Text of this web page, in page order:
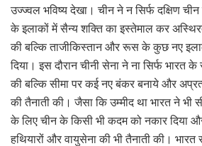
उज्ज्वल भविष्य देखा। चीन ने न सिर्फ दक्षिण
के इलाकों में सैन्य शक्ति का इस्तेमाल कर
की बल्कि ताजीकिस्तान और रूस के कुछ नए
दिया। इस दौरान चीनी सेना ने ना सिर्फ
की बल्कि सीमा पर कई नए बंकर बनाये और
की तैनाती की। जैसा कि उम्मीद था भारत ने भी
के लिए चीन के किसी भी कदम को नकार दिया
हथियारों और वायुसेना की भी तैनाती की। भारत